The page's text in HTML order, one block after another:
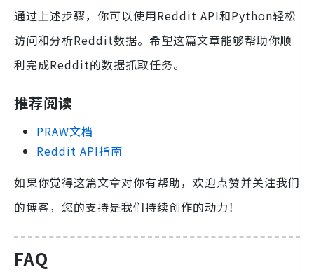
通过上述步骤，你可以使用Reddit API和Python轻松
访问和分析Reddit数据。希望这篇文章能够帮助你顺
利完成Reddit的数据抓取任务。
推荐阅读
PRAW文档
Reddit API指南
如果你觉得这篇文章对你有帮助，欢迎点赞并关注我们
的博客，您的支持是我们持续创作的动力！
FAQ